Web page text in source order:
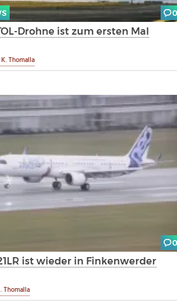
Drohne ist zum ersten Mal
Thomalla
ist wieder in Finkenwerder
Thomalla